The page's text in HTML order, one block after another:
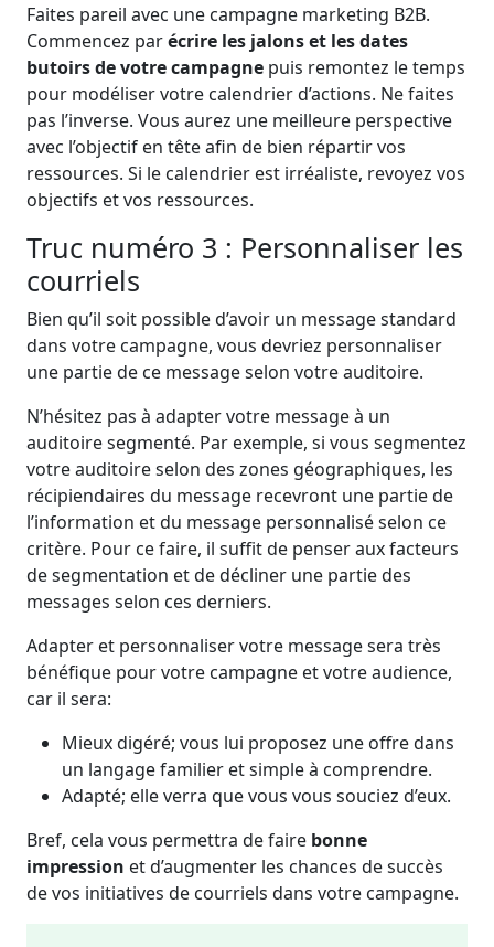
Faites pareil avec une campagne marketing B2B.
Commencez parécrire les jalons et les dates
butoirs de votre campagne puis remontez le temps
pour modéliser votre calendrier d’actions. Ne faites
pas l’inverse. Vous aurez une meilleure perspective
avec l’objectif en tête afin de bien répartir vos
ressources. Si le calendrier est irréaliste, revoyez vos
objectifs et vos ressources.
Truc numéro 3 : Personnaliser les
courriels
Bien qu’il soit possible d’avoir un message standard
dans votre campagne, vous devriez personnaliser
une partie de ce message selon votre auditoire.
N’hésitez pas à adapter votre message à un
auditoire segmenté. Par exemple, si vous segmentez
votre auditoire selon des zones géographiques, les
récipiendaires du message recevront une partie de
l’information et du message personnalisé selon ce
critère. Pour ce faire, il suffit de penser aux facteurs
de segmentation et de décliner une partie des
messages selon ces derniers.
Adapter et personnaliser votre message sera très
bénéfique pour votre campagne et votre audience,
car il sera:
Mieux digéré; vous lui proposez une offre dans
un langage familier et simple à comprendre.
Adapté; elle verra que vous vous souciez d’eux.
Bref, cela vous permettra de faire bonne
impression et d’augmenter les chances de succès
de vos initiatives de courriels dans votre campagne.